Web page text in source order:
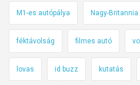
M1-es autópálya Nagy-Britannia
féktávolság filmes autó
lovas id buzz kutatás